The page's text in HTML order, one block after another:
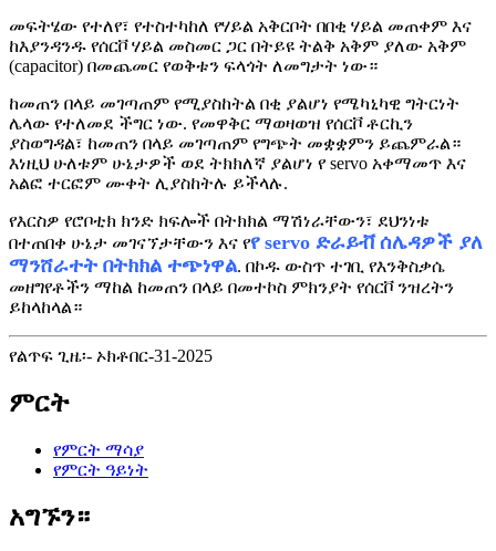
መፍትሄው የተለየ፣ የተስተካከለ የሃይል አቅርቦት በበቂ ሃይል መጠቀም እና
ከእያንዳንዱ የሰርቮ ሃይል መስመር ጋር በትይዩ ትልቅ አቅም ያለው አቅም
(capacitor) በመጨመር የወቅቱን ፍላጎት ለመግታት ነው።
ከመጠን በላይ መገጣጠም የሚያስከትል በቂ ያልሆነ የሜካኒካዊ ግትርነት
ሌላው የተለመደ ችግር ነው. የመዋቅር ማወዛወዝ የሰርቮ ቶርኪን
ያስወግዳል፣ ከመጠን በላይ መገጣጠም የግጭት መቋቋምን ይጨምራል።
እነዚህ ሁለቱም ሁኔታዎች ወደ ትክክለኛ ያልሆነ የ servo አቀማመጥ እና
አልፎ ተርፎም ሙቀት ሊያስከትሉ ይችላሉ.
የእርስዎ የሮቦቲክ ክንድ ክፍሎች በትክክል ማሽነራቸውን፣ ደህንነቱ
በተጠበቀ ሁኔታ መገናኘታቸውን እና የየ servo ድራይቭ ሰሌዳዎች ያለ
ማንሸራተት በትክክል ተጭነዋል. በኮዱ ውስጥ ተገቢ የእንቅስቃሴ
መዘግየቶችን ማከል ከመጠን በላይ በመተኮስ ምክንያት የሰርቮ ንዝረትን
ይከላከላል።
የልጥፍ ጊዜ፡- ኦክቶበር-31-2025
ምርት
የምርት ማሳያ
የምርት ዓይነት
አግኙን።